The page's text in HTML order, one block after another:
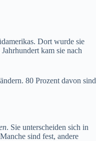
Dort wurde sie
kam sie nach
80 Prozent davon sind
. Sie unterscheiden sich in
sind fest, andere